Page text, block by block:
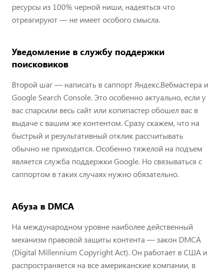
ресурсы из 100% черной ниши, надеяться что
отреагируют — не имеет особого смысла.
Уведомление в службу поддержки
поисковиков
Второй шаг — написать в саппорт Яндекс.Вебмастера и
Google Search Console. Это особенно актуально, если у
вас спарсили весь сайт или копипастер обошел вас в
выдаче с вашим же контентом. Сразу скажем, что на
быстрый и результативный отклик рассчитывать
обычно не приходится. Особенно тяжелой на подъем
является служба поддержки Google. Но связываться с
саппортом в таких случаях нужно обязательно.
Абуза в DMCA
На международном уровне наиболее действенный
механизм правовой защиты контента — закон DMCA
(Digital Millennium Copyright Act). Он работает в США и
распространяется на все американские компании, в